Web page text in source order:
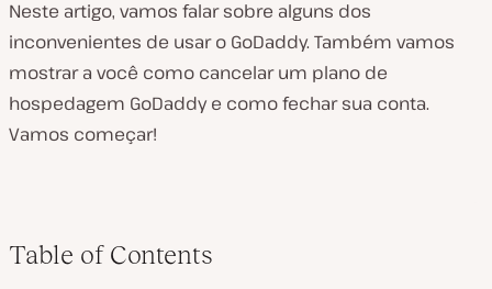
Neste artigo, vamos falar sobre alguns dos
inconvenientes de usar o GoDaddy. Também vamos
mostrar a você como cancelar um plano de
hospedagem GoDaddy e como fechar sua conta.
Vamos começar!
Table of Contents